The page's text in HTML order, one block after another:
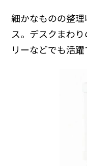
細かなものの整
ス。デスクまわ
リーなどでも活